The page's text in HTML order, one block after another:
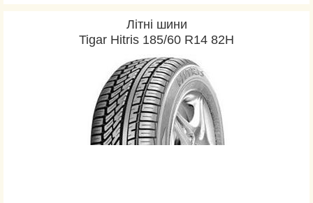
Літні шини
Tigar Hitris 185/60 R14 82H